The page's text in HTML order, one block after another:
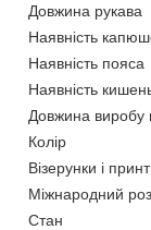
Довжина рукава
Наявність
Наявність пояса
Наявність
Довжина виробу
Колір
Візерунки і
Міжнародний
Стан